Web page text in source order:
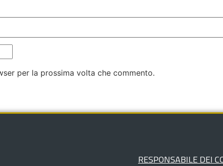
per la prossima volta che commento.
RESPONSABILE DEI